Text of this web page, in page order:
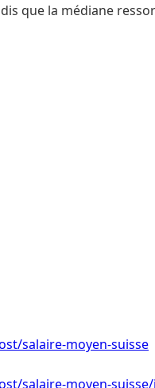
que la médiane
salaire-moyen-suisse
salaire-moyen-